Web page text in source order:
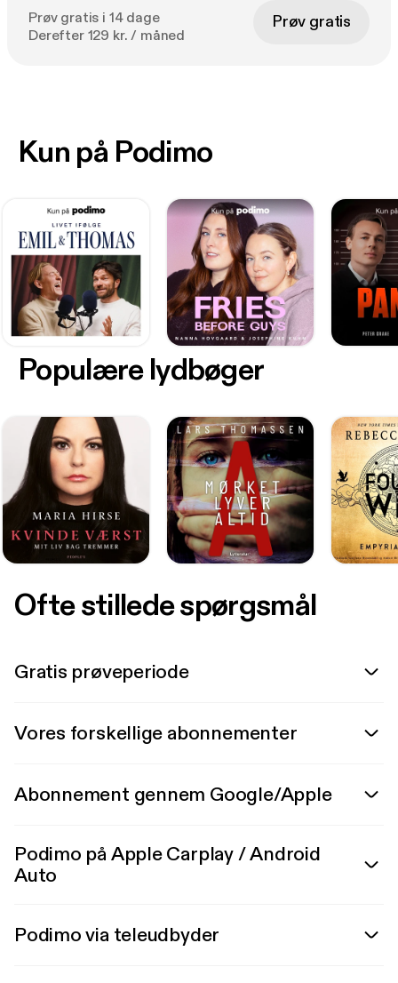
Prøv gratis i 14 dage
Derefter 129 kr. / måned
Prøv gratis
Kun på Podimo
Populære lydbøger
Ofte stillede spørgsmål
Gratis prøveperiode
Vores forskellige abonnementer
Abonnement gennem Google/Apple
Podimo på Apple Carplay / Android
Auto
Podimo via teleudbyder